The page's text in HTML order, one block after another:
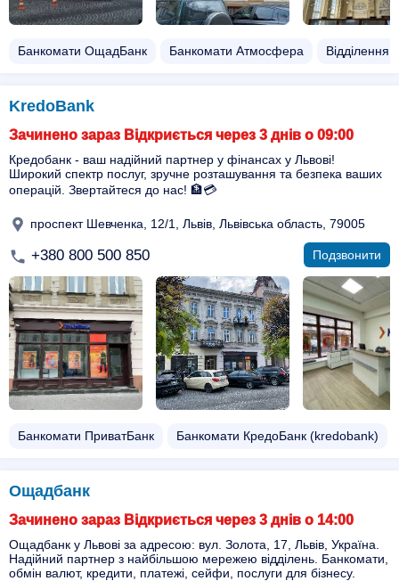
Банкомати ОщадБанк Банкомати Атмосфера Відділення
KredoBank
Зачинено зараз Відкриється через 3 днів о 09:00
Кредобанк - ваш надійний партнер у фінансах у Львові!
Широкий спектр послуг, зручне розташування та безпека ваших
операцій. Звертайтеся до нас! 🏦💳
проспект Шевченка, 12/1, Львів, Львівська область, 79005
+380 800 500 850 Подзвонити
Банкомати ПриватБанк Банкомати КредоБанк (kredobank)
Ощадбанк
Зачинено зараз Відкриється через 3 днів о 14:00
Ощадбанк у Львові за адресою: вул. Золота, 17, Львів, Україна.
Надійний партнер з найбільшою мережею відділень. Банкомати,
обмін валют, кредити, платежі, сейфи, послуги для бізнесу.